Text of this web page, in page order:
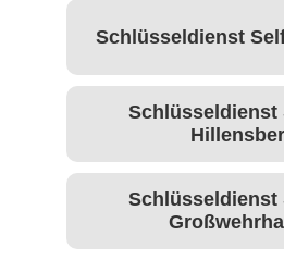
Schlüsseldienst
Schlüsseldienst
Schlüsseldienst